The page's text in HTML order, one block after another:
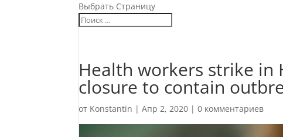
Выбрать Страницу
Health workers strike in
closure to contain
от Konstantin |Апр 2, 2020 |0 комментариев